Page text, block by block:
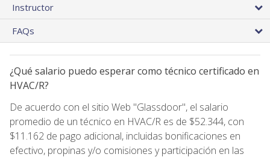
Instructor
FAQs
¿Qué salario puedo esperar como técnico certificado en
HVAC/R?
De acuerdo con el sitio Web "Glassdoor", el salario
promedio de un técnico en HVAC/R es de $52.344, con
$11.162 de pago adicional, incluidas bonificaciones en
efectivo, propinas y/o comisiones y participación en las